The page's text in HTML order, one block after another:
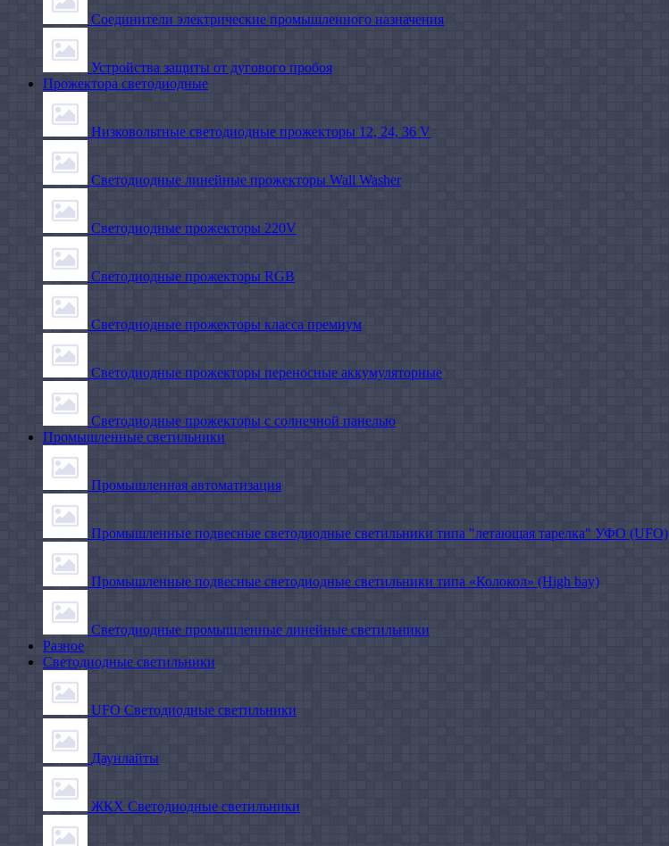
Соединители электрические промышленного назначения
Устройства защиты от дугового пробоя
Прожектора светодиодные
Низковольтные светодиодные прожекторы 12, 24, 36 V
Светодиодные линейные прожекторы Wall Washer
Светодиодные прожекторы 220V
Светодиодные прожекторы RGB
Светодиодные прожекторы класса премиум
Светодиодные прожекторы переносные аккумуляторные
Светодиодные прожекторы с солнечной панелью
Промышленные светильники
Промышленная автоматизация
Промышленные подвесные cветодиодные светильники типа "летающая тарелка" УФО (UFO)
Промышленные подвесные cветодиодные светильники типа «Колокол» (High bay)
Светодиодные промышленные линейные светильники
Разное
Светодиодные светильники
UFO Светодиодные светильники
Даунлайты
ЖКХ Светодиодные светильники